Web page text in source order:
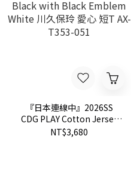
『日本連線中』2026SS
CDG PLAY Cotton Jersey
Black with Black Emblem
NT$3,680